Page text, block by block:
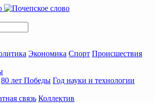
Экономика Спорт Происшествия
80 лет Победы Год науки и технологии
связь Коллектив